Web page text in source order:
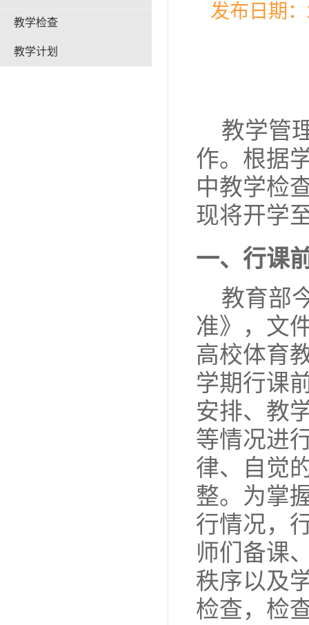
教学检查
教学计划
发布日期
教学管
作。根据
中教学检
现将开学
一、行课
教育部
准》，文
高校体育
学期行课
安排、教
等情况进
律、自觉
整。为掌
行情况，
师们备课
秩序以及
检查，检